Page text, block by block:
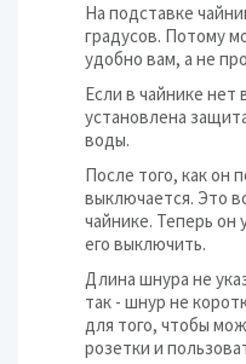
На подставке
градусов. Потому
удобно вам, а не
Если в чайнике
установлена
воды.
После того, как он
выключается. Это
чайнике. Теперь он
его выключить.
Длина шнура не
так - шнур не
для того, чтобы
розетки и